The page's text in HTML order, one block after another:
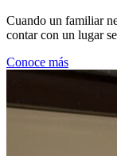
Cuando un familiar
contar con un lugar
Conoce más